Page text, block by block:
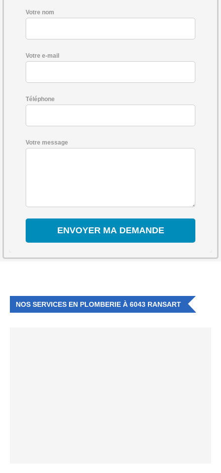
Votre nom
Votre e-mail
Téléphone
Votre message
NOS SERVICES EN PLOMBERIE À 6043 RANSART